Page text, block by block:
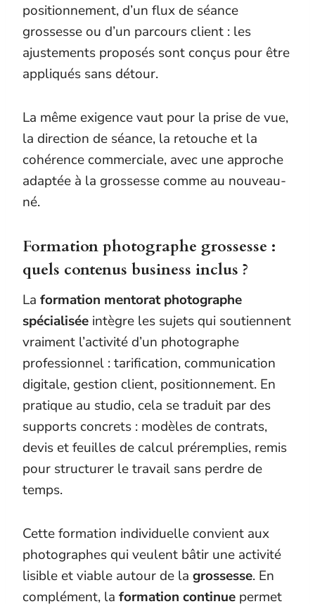
positionnement, d’un flux de séance
grossesse ou d’un parcours client : les
ajustements proposés sont conçus pour être
appliqués sans détour.
La même exigence vaut pour la prise de vue,
la direction de séance, la retouche et la
cohérence commerciale, avec une approche
adaptée à la grossesse comme au nouveau-
né.
Formation photographe grossesse :
quels contenus business inclus ?
La formation mentorat photographe
spécialisée intègre les sujets qui soutiennent
vraiment l’activité d’un photographe
professionnel : tarification, communication
digitale, gestion client, positionnement. En
pratique au studio, cela se traduit par des
supports concrets : modèles de contrats,
devis et feuilles de calcul préremplies, remis
pour structurer le travail sans perdre de
temps.
Cette formation individuelle convient aux
photographes qui veulent bâtir une activité
lisible et viable autour de la grossesse. En
complément, la formation continue permet